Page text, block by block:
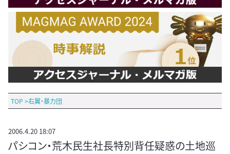
TOP >右翼・暴力団
2006.4.20 18:07
パシコン・荒木民生社長特別背任疑惑の土地巡